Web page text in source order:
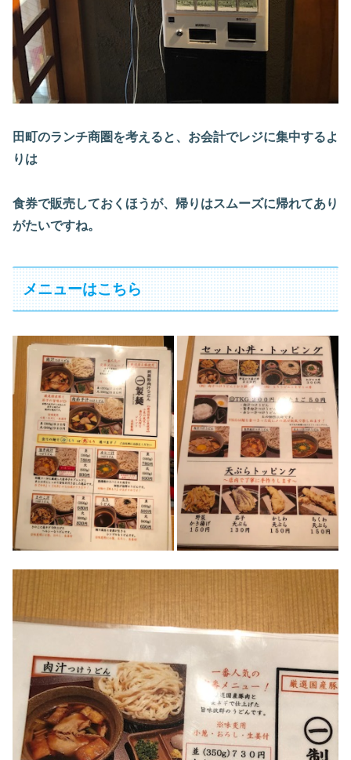
田町のランチ商圏を考えると、お会計でレジに集中するよ
りは
食券で販売しておくほうが、帰りはスムーズに帰れてあり
がたいですね。
メニューはこちら